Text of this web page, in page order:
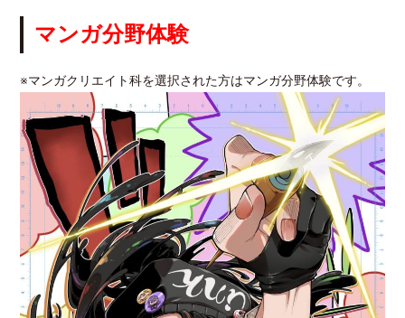
マンガ分野体験
※マンガクリエイト科を選択された方はマンガ分野体験です。